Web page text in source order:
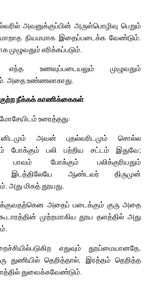
அவனுக்குப்பின் அருள்பொழிவு பெறும்
மாறாத நியமமாக இதைப்படைக்க வேண்டும்.
எரிக்கப்படும்.
எந்த உணவுப்படையலும் முழுவதும்
அதை உண்ணலாகாது.
குற்ற நீக்கக் காணிக்கைகள்
உரைத்தது:
அவன் புதல்வரிடமும் சொல்ல
போக்கும் பலி பற்றிய சட்டம் இதுவே;
பாவம் போக்கும் பலிக்குரியதும்
இடத்திலேயே ஆண்டவர் திருமுன்
அது மிகத் தூயது.
அதைப் படைக்கும் குரு அதை
முற்றமாகிய தூய தளத்தில் அது
எதுவும் தூய்மையானதே.
துணியில் தெறித்தால், இரத்தம் தெறித்த
துவைக்கவேண்டும்.